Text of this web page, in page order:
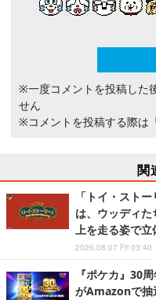
※一度コメントを投稿した
せん
※コメントを投稿する際は
関
「トイ・スト
は、ウッディ
上を走る姿で立
2026.08.07 Fri 03:40
『ポケカ』30
がAmazonで抽